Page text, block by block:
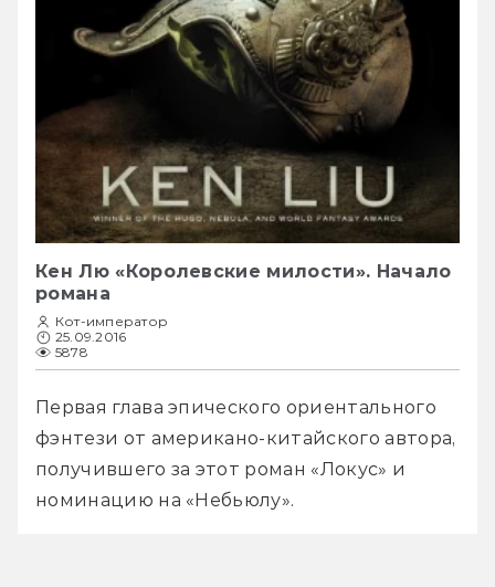
Кен Лю «Королевские милости». Начало
романа
Кот-император
25.09.2016
5878
Первая глава эпического ориентального
фэнтези от американо-китайского автора,
получившего за этот роман «Локус» и
номинацию на «Небьюлу».